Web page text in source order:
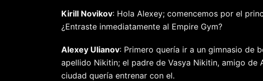
Kirill Novikov: Hola Alexey; comencemos por el
¿Entraste inmediatamente al Empire Gym?
Alexey Ulianov: Primero quería ir a un gimnasio de
apellido Nikitin; el padre de Vasya Nikitin, amigo de
ciudad quería entrenar con el.